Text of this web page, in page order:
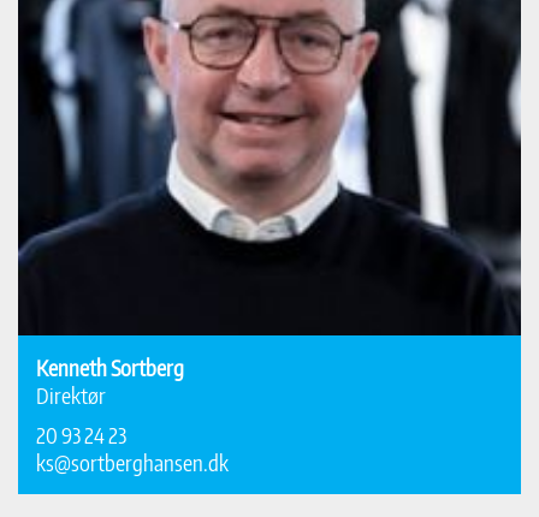
Kenneth Sortberg
Direktør
20 93 24 23
ks@sortberghansen.dk